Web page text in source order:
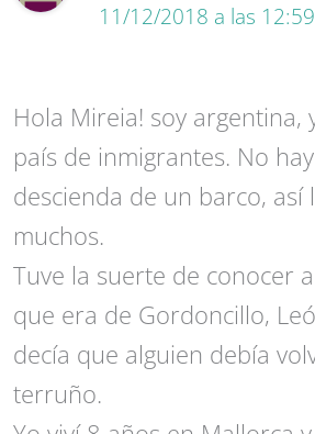
11/12/2018 a las 12:59
Hola Mireia! soy argentina,
país de inmigrantes. No
descienda de un barco, así
muchos.
Tuve la suerte de conocer
que era de Gordoncillo,
decía que alguien debía
terruño.